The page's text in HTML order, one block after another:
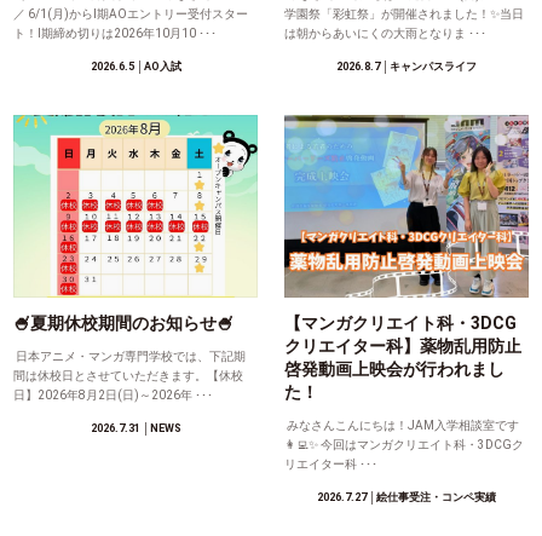
／ 6/1(月)からⅠ期AOエントリー受付スター
ト！Ⅰ期締め切りは2026年10月10 ･･･
2026.6.5│AO入試
学園祭「彩虹祭」が開催されました！✨当日
は朝からあいにくの大雨となりま ･･･
2026.8.7│キャンパスライフ
🍧夏期休校期間のお知らせ🍧
日本アニメ・マンガ専門学校では、下記期
間は休校日とさせていただきます。【休校
日】2026年8月2日(日)～2026年 ･･･
2026.7.31 │NEWS
【マンガクリエイト科・3DCG
クリエイター科】薬物乱用防止
啓発動画上映会が行われまし
た！
みなさんこんにちは！JAM入学相談室です
👩‍💻✨ 今回はマンガクリエイト科・3DCGク
リエイター科 ･･･
2026.7.27│絵仕事受注・コンペ実績